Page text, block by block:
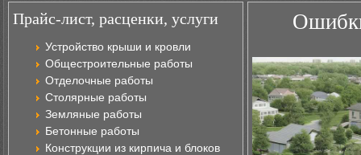
Прайс-лист, расценки, услуги
Устройство крыши и кровли
Общестроительные работы
Отделочные работы
Столярные работы
Земляные работы
Бетонные работы
Конструкции из кирпича и блоков